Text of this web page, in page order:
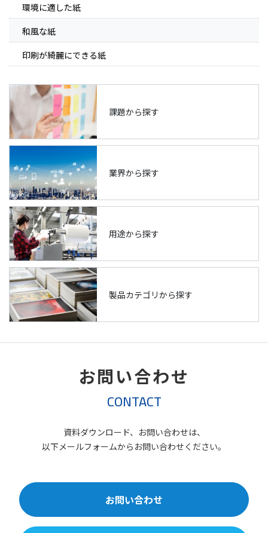
環境に適した紙
和風な紙
印刷が綺麗にできる紙
課題から探す
業界から探す
用途から探す
製品カテゴリから探す
お問い合わせ
CONTACT
資料ダウンロード、お問い合わせは、
以下メールフォームからお問い合わせください。
お問い合わせ